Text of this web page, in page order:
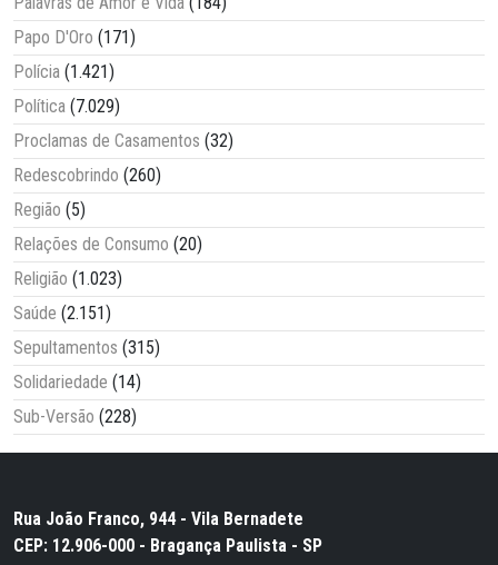
Papo D'Oro (171)
Polícia (1.421)
Política (7.029)
Proclamas de Casamentos (32)
Redescobrindo (260)
Região (5)
Relações de Consumo (20)
Religião (1.023)
Saúde (2.151)
Sepultamentos (315)
Solidariedade (14)
Sub-Versão (228)
Rua João Franco, 944 - Vila Bernadete
CEP: 12.906-000 - Bragança Paulista - SP